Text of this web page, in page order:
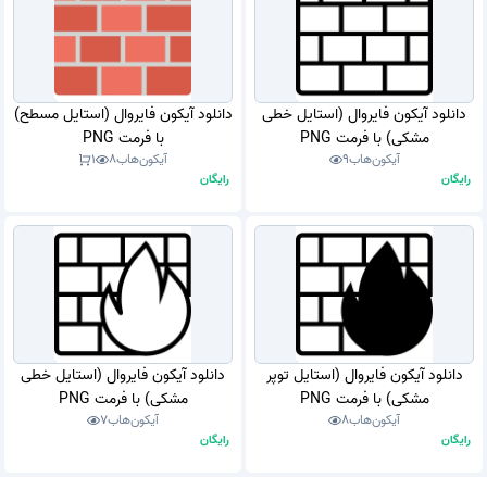
دانلود آیکون فایروال (استایل خطی
مشکی) با فرمت PNG
آیکون‌هاب9
رایگان
دانلود آیکون فایروال (استایل مسطح)
با فرمت PNG
آیکون‌هاب8
1
رایگان
دانلود آیکون فایروال (استایل توپر
مشکی) با فرمت PNG
آیکون‌هاب8
رایگان
دانلود آیکون فایروال (استایل خطی
مشکی) با فرمت PNG
آیکون‌هاب7
رایگان